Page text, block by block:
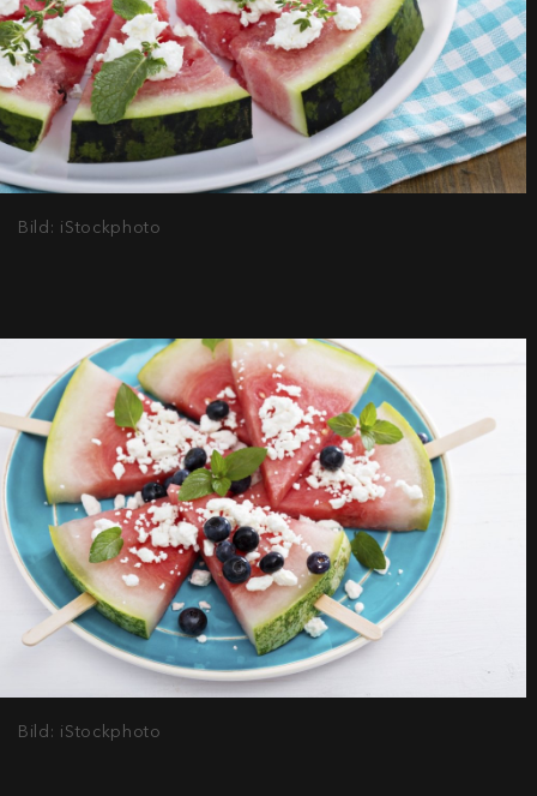
Bild: iStockphoto
Bild: iStockphoto